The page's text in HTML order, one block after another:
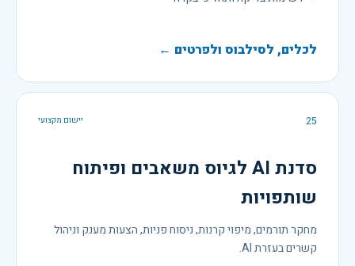
לכלים, לסילבוס ולפרטים ←
25 יישום מקצועי
סדנת AI לגיוס משאבים ופיתוח
שותפויות
מחקר תורמים, מיפוי קרנות, ניסוח פניות, הצעות מענק וניהול
קשרים בעזרת AI.